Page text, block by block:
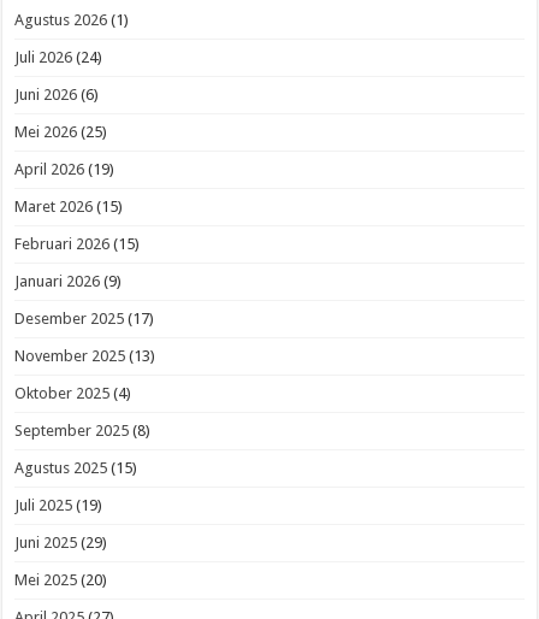
Agustus 2026 (1)
Juli 2026 (24)
Juni 2026 (6)
Mei 2026 (25)
April 2026 (19)
Maret 2026 (15)
Februari 2026 (15)
Januari 2026 (9)
Desember 2025 (17)
November 2025 (13)
Oktober 2025 (4)
September 2025 (8)
Agustus 2025 (15)
Juli 2025 (19)
Juni 2025 (29)
Mei 2025 (20)